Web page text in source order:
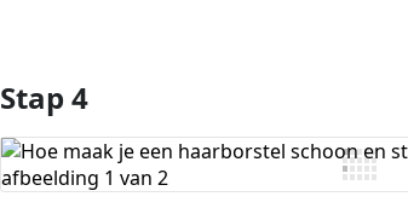
Voeg opmerking toe
Stap 4